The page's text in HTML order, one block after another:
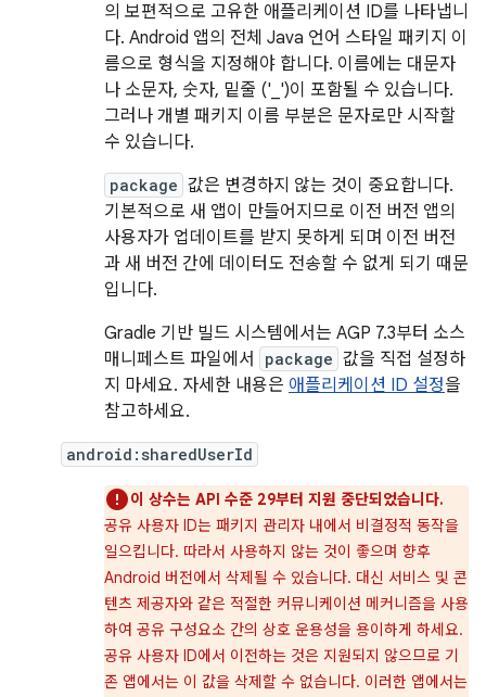
의 보편적으로 고유한 애플리케이션 ID를 나타냅니
다. Android 앱의 전체 Java 언어 스타일 패키지 이
름으로 형식을 지정해야 합니다. 이름에는 대문자
나 소문자, 숫자, 밑줄 ('_')이 포함될 수 있습니다.
그러나 개별 패키지 이름 부분은 문자로만 시작할
수 있습니다.
package 값은 변경하지 않는 것이 중요합니다.
기본적으로 새 앱이 만들어지므로 이전 버전 앱의
사용자가 업데이트를 받지 못하게 되며 이전 버전
과 새 버전 간에 데이터도 전송할 수 없게 되기 때문
입니다.
Gradle 기반 빌드 시스템에서는 AGP 7.3부터 소스
매니페스트 파일에서
package 값을 직접 설정하
지 마세요. 자세한 내용은 애플리케이션 ID 설정을
참고하세요.
android:sharedUserId
이 상수는 API 수준 29부터 지원 중단되었습니다.
공유 사용자 ID는 패키지 관리자 내에서 비결정적 동작을
일으킵니다. 따라서 사용하지 않는 것이 좋으며 향후
Android 버전에서 삭제될 수 있습니다. 대신 서비스 및 콘
텐츠 제공자와 같은 적절한 커뮤니케이션 메커니즘을 사용
하여 공유 구성요소 간의 상호 운용성을 용이하게 하세요.
공유 사용자 ID에서 이전하는 것은 지원되지 않으므로 기
존 앱에서는 이 값을 삭제할 수 없습니다. 이러한 앱에서는